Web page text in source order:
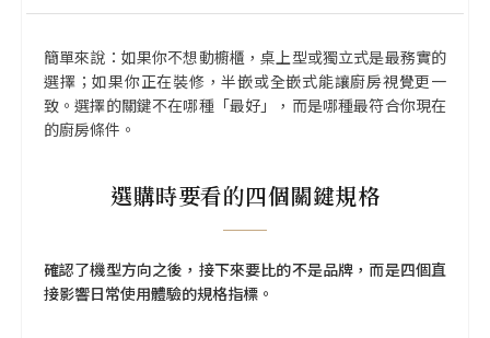
簡單來說：如果你不想動櫥櫃，桌上型或獨立式是最務實的
選擇；如果你正在裝修，半嵌或全嵌式能讓廚房視覺更一
致。選擇的關鍵不在哪種「最好」，而是哪種最符合你現在
的廚房條件。
選購時要看的四個關鍵規格
確認了機型方向之後，接下來要比的不是品牌，而是四個直
接影響日常使用體驗的規格指標。